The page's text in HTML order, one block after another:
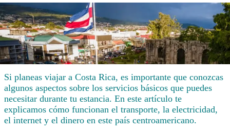
Si planeas viajar a Costa Rica, es importante que conozcas
algunos aspectos sobre los servicios básicos que puedes
necesitar durante tu estancia. En este artículo te
explicamos cómo funcionan el transporte, la electricidad,
el internet y el dinero en este país centroamericano.